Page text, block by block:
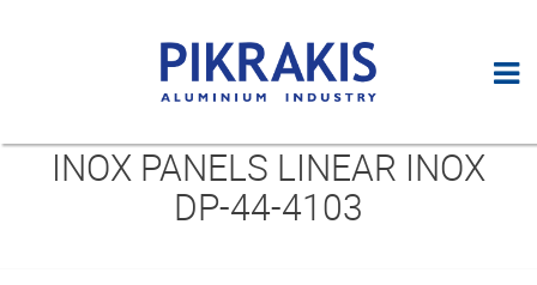
INOX PANELS LINEAR INOX
DP-44-4103